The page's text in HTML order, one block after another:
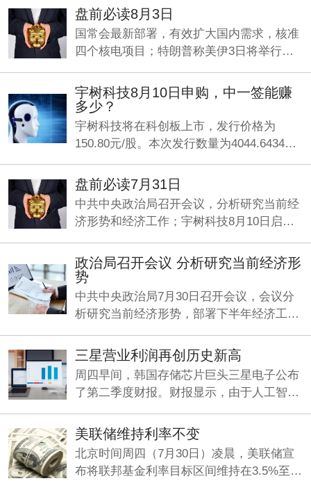
效的新型电力系统。
盘前必读8月3日
国常会最新部署，有效扩大国内需求，核准
四个核电项目；特朗普称美伊3日将举行谈
策工具的作用。
宇树科技8月10日申购，中一签能赚
多少？
宇树科技将在科创板上市，发行价格为
150.80元/股。本次发行数量为4044.6434万
日。
盘前必读7月31日
中共中央政治局召开会议，分析研究当前经
济形势和经济工作；宇树科技8月10日启动
代表格里尔举行视频通话。
政治局召开会议 分析研究当前经济形
势
中共中央政治局7月30日召开会议，会议分
析研究当前经济形势，部署下半年经济工
三星营业利润再创历史新高
周四早间，韩国存储芯片巨头三星电子公布
了第二季度财报。财报显示，由于人工智能
长，公司Q2营收、利润双双大增，其中营业
利润同比暴增1814%，再创历史新高。
美联储维持利率不变
北京时间周四（7月30日）凌晨，美联储宣
布将联邦基金利率目标区间维持在3.5%至